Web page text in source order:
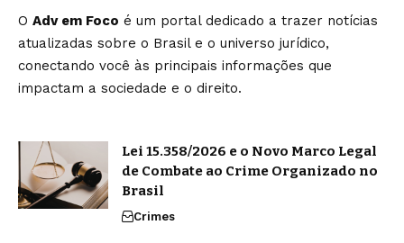
O Adv em Foco é um portal dedicado a trazer notícias
atualizadas sobre o Brasil e o universo jurídico,
conectando você às principais informações que
impactam a sociedade e o direito.
Lei 15.358/2026 e o Novo Marco Legal
de Combate ao Crime Organizado no
Brasil
Crimes